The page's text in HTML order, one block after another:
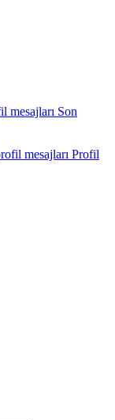
mesajları Son
mesajları Profil